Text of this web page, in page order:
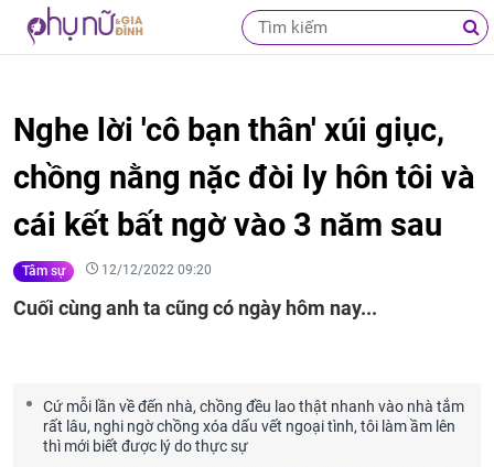
Nghe lời 'cô bạn thân' xúi giục,
chồng nằng nặc đòi ly hôn tôi và
cái kết bất ngờ vào 3 năm sau
Tâm sự 12/12/2022 09:20
Cuối cùng anh ta cũng có ngày hôm nay...
Cứ mỗi lần về đến nhà, chồng đều lao thật nhanh vào nhà tắm
rất lâu, nghi ngờ chồng xóa dấu vết ngoại tình, tôi làm ầm lên
thì mới biết được lý do thực sự